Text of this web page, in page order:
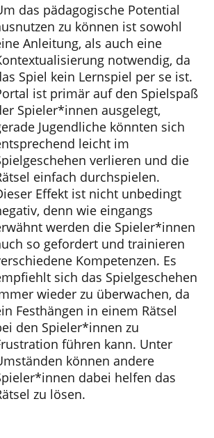
das pädagogische Potential
zu können ist sowohl
Anleitung, als auch eine
notwendig, da
Spiel kein Lernspiel per se ist.
ist primär auf den Spielspaß
Spieler*innen ausgelegt,
Jugendliche könnten sich
leicht im
verlieren und die
einfach durchspielen.
Effekt ist nicht unbedingt
denn wie eingangs
werden die Spieler*innen
so gefordert und trainieren
Kompetenzen. Es
sich das Spielgeschehen
wieder zu überwachen, da
Festhängen in einem Rätsel
den Spieler*innen zu
führen kann. Unter
können andere
dabei helfen das
zu lösen.